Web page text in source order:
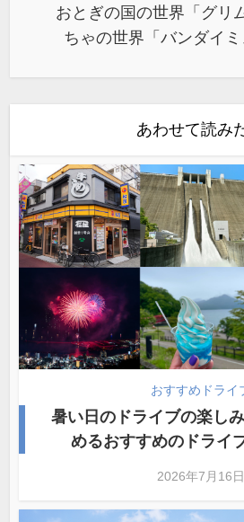
おとぎの国の世界「グリ
ちゃの世界「バンダイミ
あわせて読み
おすすめドライ
暑い日のドライブの楽し
めるおすすめのドライ
2026年7月16日